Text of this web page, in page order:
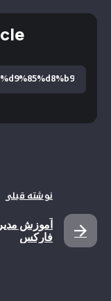
نوشته قبلی
آموزش
فارکس